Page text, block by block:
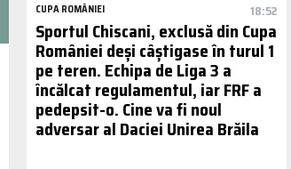
CUPA ROMÂNIEI 18:52
Sportul Chiscani, exclusă din Cupa
României deși câștigase în turul 1
pe teren. Echipa de Liga 3 a
încălcat regulamentul, iar FRF a
pedepsit-o. Cine va fi noul
adversar al Daciei Unirea Brăila